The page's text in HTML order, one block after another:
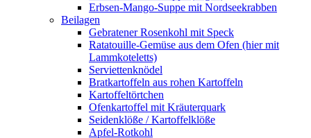
Erbsen-Mango-Suppe mit Nordseekrabben
Beilagen
Gebratener Rosenkohl mit Speck
Ratatouille-Gemüse aus dem Ofen (hier mit
Lammkoteletts)
Serviettenknödel
Bratkartoffeln aus rohen Kartoffeln
Kartoffeltörtchen
Ofenkartoffel mit Kräuterquark
Seidenklöße / Kartoffelklöße
Apfel-Rotkohl